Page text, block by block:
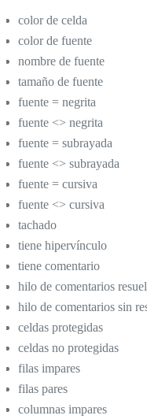
color de celda
color de fuente
nombre de fuente
tamaño de fuente
fuente = negrita
fuente <> negrita
fuente = subrayada
fuente <> subrayada
fuente = cursiva
fuente <> cursiva
tachado
tiene hipervínculo
tiene comentario
hilo de comentarios
hilo de comentarios sin
celdas protegidas
celdas no protegidas
filas impares
filas pares
columnas impares